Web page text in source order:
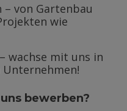
von Gartenbau
wie
wachse mit uns in
bewerben?